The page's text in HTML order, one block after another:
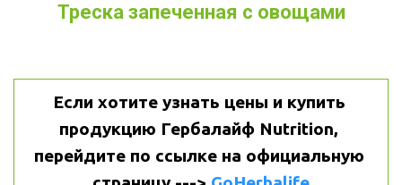
Треска запеченная с овощами
Если хотите узнать цены и купить
продукцию Гербалайф Nutrition,
перейдите по ссылке на официальную